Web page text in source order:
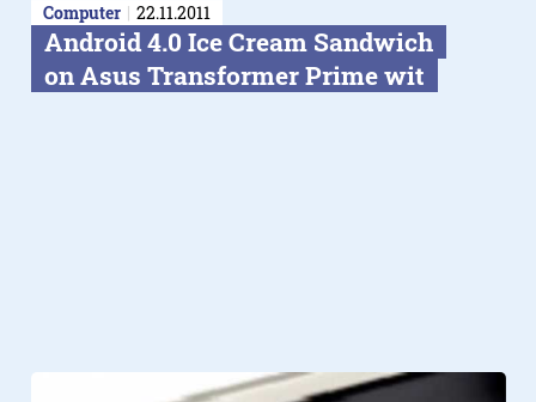
Computer 22.11.2011
Android 4.0 Ice Cream Sandwich
on Asus Transformer Prime wit